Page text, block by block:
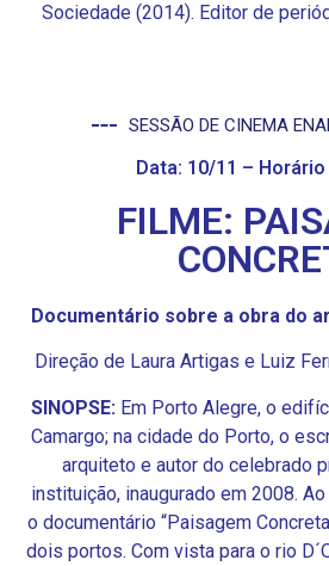
Sociedade (2014). Editor de
SESSÃO DE CINEMA
Data: 10/11 – Horário
FILME:
Documentário sobre a obra do
Direção de Laura Artigas e Luiz
SINOPSE: Em Porto Alegre, o
Camargo; na cidade do Porto, o
arquiteto e autor do celebrado
instituição, inaugurado em 2008.
o documentário “Paisagem
dois portos. Com vista para o rio